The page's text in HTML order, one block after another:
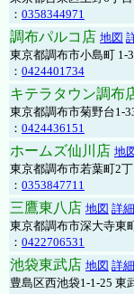
： 0358344971
調布パルコ店 地図
東京都調布市小島町 1-
： 0424401734
キテラタウン調布
東京都調布市菊野台1-
： 0424436151
ホームズ仙川店 地
東京都調布市若葉町2
： 0353847711
三鷹東八店 地図 詳細
東京都調布市深大寺東
： 0422706531
池袋東武店 地図 詳細
豊島区西池袋1-1-25